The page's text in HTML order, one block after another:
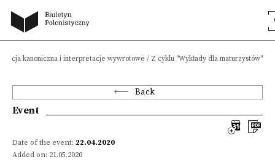
kanoniczna i interpretacje wywrotowe / Z cyklu "Wykłady dla maturzystów"
Back
Event
Date of the event: 22.04.2020
Added on: 21.05.2020